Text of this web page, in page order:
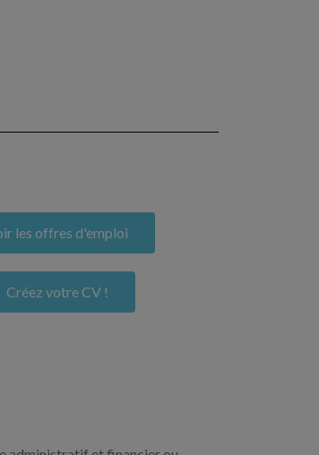
les offres d'emploi
Créez votre CV !